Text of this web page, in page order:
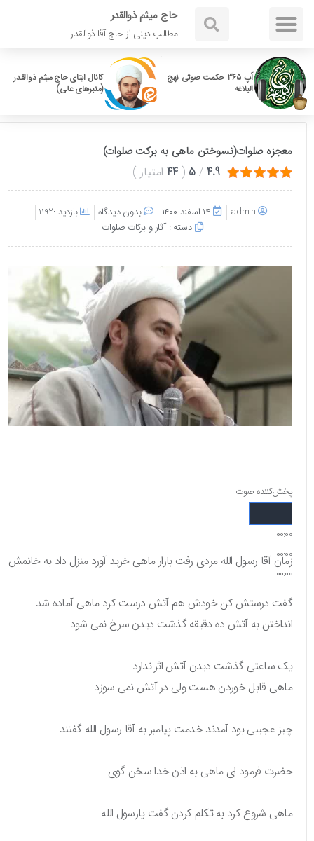
حاج میثم ذوالقدر
مطالب دینی از حاج آقا ذوالقدر
اَپ 365 حکمت صوتی نهج
البلاغه
کانال ایتای حاج میثم ذوالقدر
(منبرهای عالی)
معجزه صلوات(نسوختن ماهی به برکت صلوات)
4.9
/
5
(
44 امتیاز)
admin ۱۴ اسفند ۱۴۰۰ بدون دیدگاه
بازدید :1192
دسته :آثار و برکات صلوات
پخش‌کننده صوت
00:00
00:00
00:00
زمان آقا رسول الله مردی رفت بازار ماهی خرید آورد منزل داد به خانمش
گفت درستش کن خودش هم آتش درست کرد ماهی آماده شد
انداختن به آتش ده دقیقه گذشت دیدن سرخ نمی شود
یک ساعتی گذشت دیدن آتش اثر ندارد
ماهی قابل خوردن هست ولی در آتش نمی سوزد
چیز عجیبی بود آمدند خدمت پیامبر به آقا رسول الله گفتند
حضرت فرمود ای ماهی به اذن خدا سخن گوی
ماهی شروع کرد به تکلم کردن گفت یارسول الله